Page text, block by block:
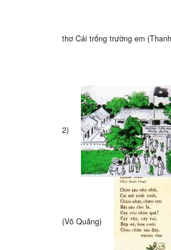
thơ Cái trống trường em
2)
(Võ Quảng)